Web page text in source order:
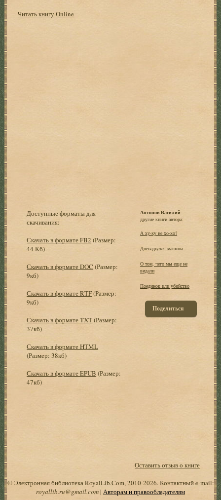
Читать книгу Online
Доступные форматы для
скачивания:
Скачать в формате FB2 (Размер:
44 Кб)
Скачать в формате DOC (Размер:
9кб)
Скачать в формате RTF(Размер:
9кб)
Скачать в формате TXT(Размер:
37кб)
Скачать в формате HTML
(Размер: 38кб)
Скачать в формате EPUB (Размер:
47кб)
Антонов Василий
другие книги автора:
А ху-ху не хо-хо?
Двенадцатая машина
О том, чего мы еще не
видали
Поединок или убийство
Поделиться
Оставить отзыв о книге
© Электронная библиотека RoyalLib.Com, 2010-2026. Контактный e-mail:
royallib.ru@gmail.com| Авторам и правообладателям